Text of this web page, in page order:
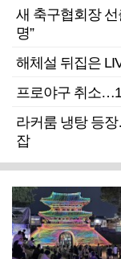
새 축구협회장
명”
해체설 뒤집은
프로야구 취소
라커룸 냉탕 등
잡